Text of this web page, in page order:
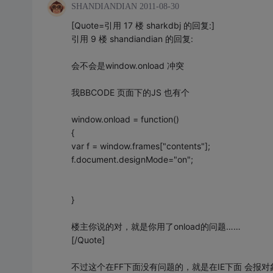
SHANDIANDIAN 2011-08-30
[Quote=引用 17 楼 sharkdbj 的回复:]
引用 9 楼 shandiandian 的回复:
会不会是window.onload 冲突
我BBCODE 页面下的JS 也有个
window.onload = function()
{
var f = window.frames["contents"];
f.document.designMode="on";
}
楼主你说的对，就是你用了onload的问题……
[/Quote]
不过这个在FF下面没有问题的，就是在IE下面 会报对